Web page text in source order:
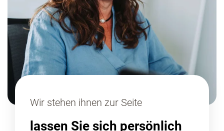
Wir stehen ihnen zur Seite
lassen Sie sich persönlich